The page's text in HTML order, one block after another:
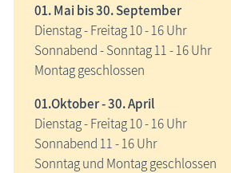
01. Mai bis 30. September
Dienstag - Freitag 10 - 16 Uhr
Sonnabend - Sonntag 11 - 16 Uhr
Montag geschlossen
01.Oktober - 30. April
Dienstag - Freitag 10 - 16 Uhr
Sonnabend 11 - 16 Uhr
Sonntag und Montag geschlossen